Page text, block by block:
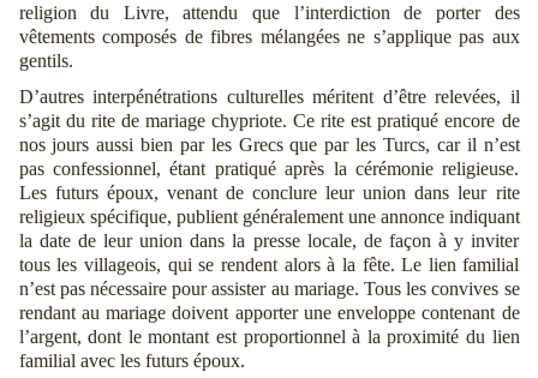
religion du Livre, attendu que l’interdiction de porter des
vêtements composés de fibres mélangées ne s’applique pas aux
gentils.
D’autres interpénétrations culturelles méritent d’être relevées, il
s’agit du rite de mariage chypriote. Ce rite est pratiqué encore de
nos jours aussi bien par les Grecs que par les Turcs, car il n’est
pas confessionnel, étant pratiqué après la cérémonie religieuse.
Les futurs époux, venant de conclure leur union dans leur rite
religieux spécifique, publient généralement une annonce indiquant
la date de leur union dans la presse locale, de façon à y inviter
tous les villageois, qui se rendent alors à la fête. Le lien familial
n’est pas nécessaire pour assister au mariage. Tous les convives se
rendant au mariage doivent apporter une enveloppe contenant de
l’argent, dont le montant est proportionnel à la proximité du lien
familial avec les futurs époux.